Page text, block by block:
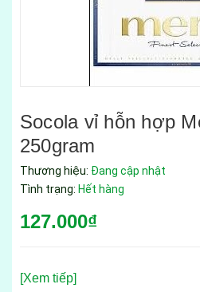
Socola vỉ hỗn hợp
250gram
Thương hiệu: Đang cập nhật
Tình trạng: Hết hàng
127.000₫
[Xem tiếp]